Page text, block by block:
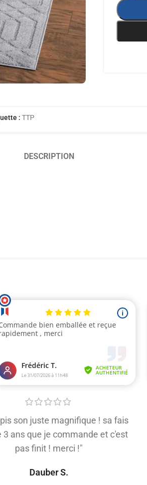
: TTP
DESCRIPTION
son juste magnifique ! sa fais
3 ans que je commande et c'est
pas finit ! merci !"
Dauber S.